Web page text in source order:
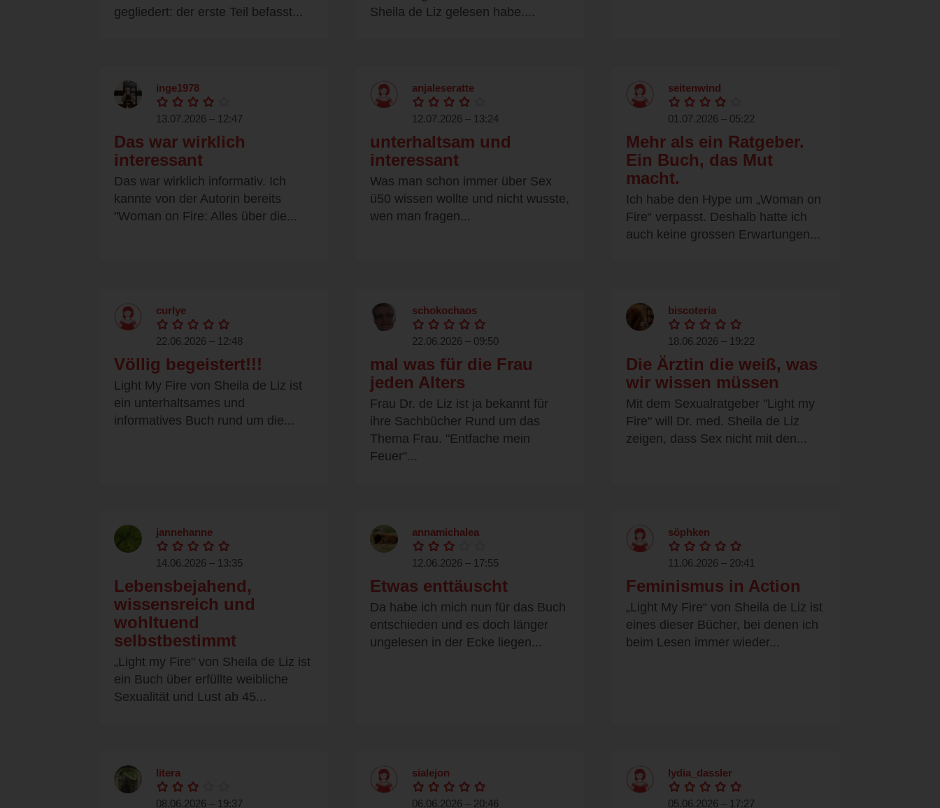
gegliedert: der erste Teil befasst...
Sheila de Liz gelesen habe....
inge1978
13.07.2026 – 12:47
Das war wirklich
interessant
Das war wirklich informativ. Ich
kannte von der Autorin bereits
"Woman on Fire: Alles über die...
anjaleseratte
12.07.2026 – 13:24
unterhaltsam und
interessant
Was man schon immer über Sex
ü50 wissen wollte und nicht wusste,
wen man fragen...
seitenwind
01.07.2026 – 05:22
Mehr als ein Ratgeber.
Ein Buch, das Mut
macht.
Ich habe den Hype um „Woman on
Fire“ verpasst. Deshalb hatte ich
auch keine grossen Erwartungen...
curlye
22.06.2026 – 12:48
Völlig begeistert!!!
Light My Fire von Sheila de Liz ist
ein unterhaltsames und
informatives Buch rund um die...
schokochaos
22.06.2026 – 09:50
mal was für die Frau
jeden Alters
Frau Dr. de Liz ist ja bekannt für
ihre Sachbücher Rund um das
Thema Frau. "Entfache mein
Feuer"...
biscoteria
18.06.2026 – 19:22
Die Ärztin die weiß, was
wir wissen müssen
Mit dem Sexualratgeber "Light my
Fire" will Dr. med. Sheila de Liz
zeigen, dass Sex nicht mit den...
jannehanne
14.06.2026 – 13:35
Lebensbejahend,
wissensreich und
wohltuend
selbstbestimmt
„Light my Fire" von Sheila de Liz ist
ein Buch über erfüllte weibliche
Sexualität und Lust ab 45...
annamichalea
12.06.2026 – 17:55
Etwas enttäuscht
Da habe ich mich nun für das Buch
entschieden und es doch länger
ungelesen in der Ecke liegen...
söphken
11.06.2026 – 20:41
Feminismus in Action
„Light My Fire“ von Sheila de Liz ist
eines dieser Bücher, bei denen ich
beim Lesen immer wieder...
litera
08.06.2026 – 19:37
sialejon
06.06.2026 – 20:46
lydia_dassler
05.06.2026 – 17:27